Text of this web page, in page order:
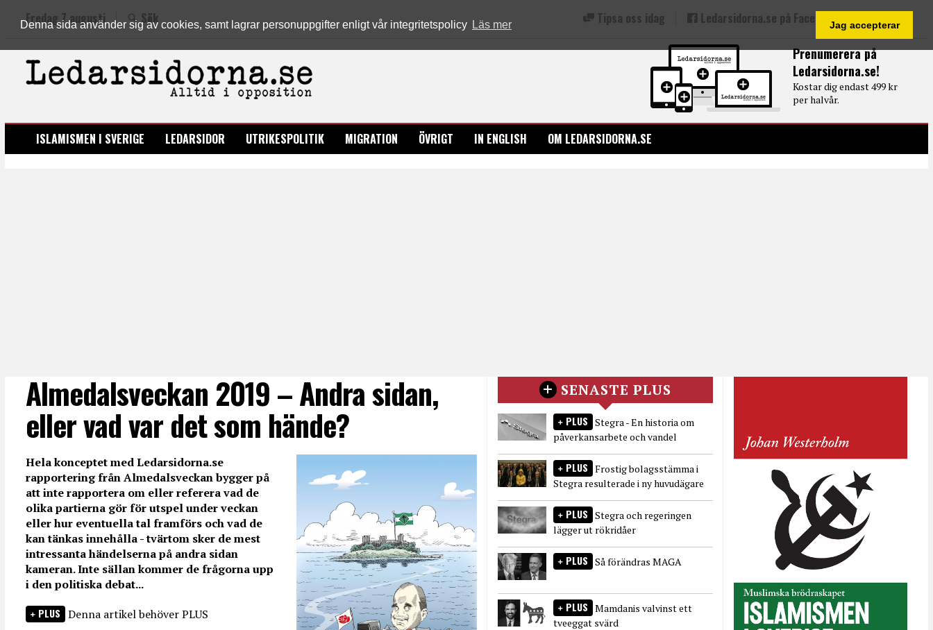
Denna sida använder sig av cookies, samt lagrar personuppgifter enligt vår integritetspolicy Läs mer Jag accepterar
Prenumerera på
Ledarsidorna.se!
Kostar dig endast 499 kr
per halvår.
Fredag 7 augusti Sök Tipsa oss idag Ledarsidorna.se på Facebook
LEDARSIDORNA.SE
ISLAMISMEN I SVERIGE LEDARSIDOR UTRIKESPOLITIK MIGRATION ÖVRIGT IN ENGLISH OM LEDARSIDORNA.SE
Almedalsveckan 2019 – Andra sidan,
eller vad var det som hände?
Hela konceptet med Ledarsidorna.se
rapportering från Almedalsveckan bygger på
att inte rapportera om eller referera vad de
olika partierna gör för utspel under veckan
eller hur eventuella tal framförs och vad de
kan tänkas innehålla - tvärtom sker de mest
intressanta händelserna på andra sidan
kameran. Inte sällan kommer de frågorna upp
i den politiska debat...
PLUS Denna artikel behöver PLUS
SENASTE PLUS
PLUS Stegra - En historia om
påverkansarbete och vandel
PLUS Frostig bolagsstämma i
Stegra resulterade i ny huvudägare
PLUS Stegra och regeringen
lägger ut rökridåer
PLUS Så förändras MAGA
PLUS Mamdanis valvinst ett
tveeggat svärd